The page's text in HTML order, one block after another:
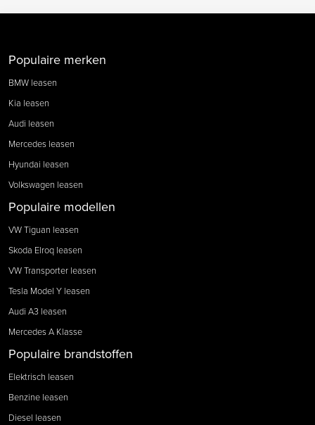
Populaire merken
BMW leasen
Kia leasen
Audi leasen
Mercedes leasen
Hyundai leasen
Volkswagen leasen
Populaire modellen
VW Tiguan leasen
Skoda Elroq leasen
VW Transporter leasen
Tesla Model Y leasen
Audi A3 leasen
Mercedes A Klasse
Populaire brandstoffen
Elektrisch leasen
Benzine leasen
Diesel leasen